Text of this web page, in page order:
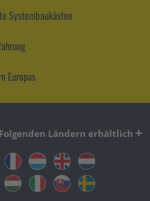
Systembaukästen
Europas
Ländern erhältlich